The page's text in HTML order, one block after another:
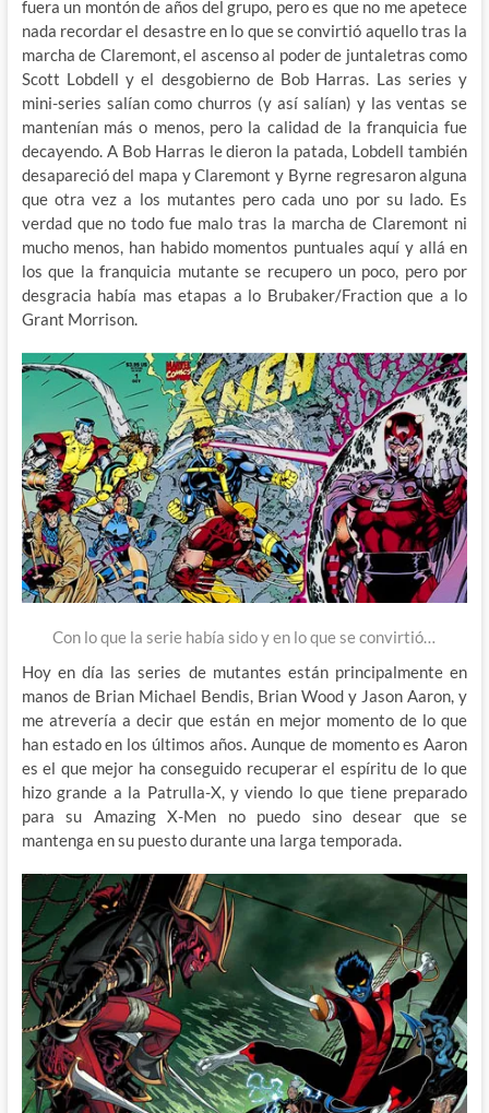
fuera un montón de años del grupo, pero es que no me apetece
nada recordar el desastre en lo que se convirtió aquello tras la
marcha de Claremont, el ascenso al poder de juntaletras como
Scott Lobdell y el desgobierno de Bob Harras. Las series y
mini-series salían como churros (y así salían) y las ventas se
mantenían más o menos, pero la calidad de la franquicia fue
decayendo. A Bob Harras le dieron la patada, Lobdell también
desapareció del mapa y Claremont y Byrne regresaron alguna
que otra vez a los mutantes pero cada uno por su lado. Es
verdad que no todo fue malo tras la marcha de Claremont ni
mucho menos, han habido momentos puntuales aquí y allá en
los que la franquicia mutante se recupero un poco, pero por
desgracia había mas etapas a lo Brubaker/Fraction que a lo
Grant Morrison.
Con lo que la serie había sido y en lo que se convirtió…
Hoy en día las series de mutantes están principalmente en
manos de Brian Michael Bendis, Brian Wood y Jason Aaron, y
me atrevería a decir que están en mejor momento de lo que
han estado en los últimos años. Aunque de momento es Aaron
es el que mejor ha conseguido recuperar el espíritu de lo que
hizo grande a la Patrulla-X, y viendo lo que tiene preparado
para su Amazing X-Men no puedo sino desear que se
mantenga en su puesto durante una larga temporada.